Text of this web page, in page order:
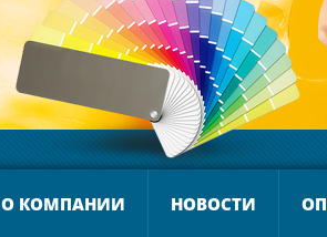
О КОМПАНИИ НОВОСТИ